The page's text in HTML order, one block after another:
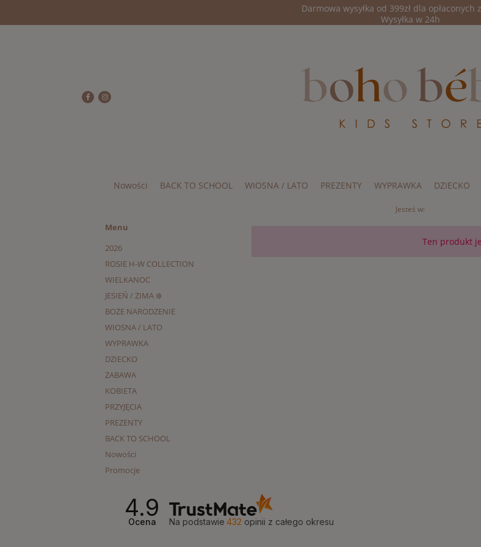
Darmowa wysyłka od 399zł dla opłaconych
Wysyłka w 24h
Nowości BACK TO SCHOOL WIOSNA / LATO PREZENTY WYPRAWKA DZIECKO
Jesteś w:
Menu
2026
ROSIE H-W COLLECTION
WIELKANOC
JESIEŃ / ZIMA ❄️
BOŻE NARODZENIE
WIOSNA / LATO
WYPRAWKA
DZIECKO
ZABAWA
KOBIETA
PRZYJĘCIA
PREZENTY
BACK TO SCHOOL
Nowości
Promocje
Ten produkt
4.9
Ocena Na podstawie 432 opinii z całego okresu